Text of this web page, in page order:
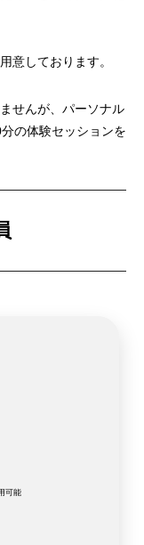
意しております。
せんが、パーソナル
の体験セッションを
可能